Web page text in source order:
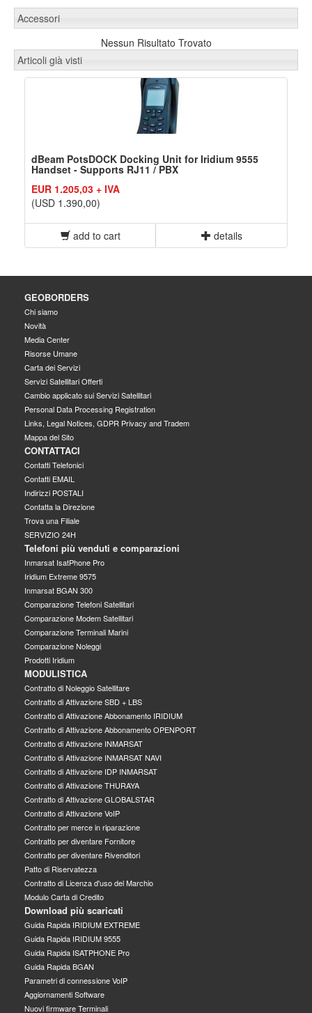
Accessori
Nessun Risultato Trovato
Articoli già visti
dBeam PotsDOCK Docking Unit for Iridium 9555
Handset - Supports RJ11 / PBX
EUR 1.205,03 + IVA
(USD 1.390,00)
add to cart details
GEOBORDERS
Chi siamo
Novità
Media Center
Risorse Umane
Carta dei Servizi
Servizi Satellitari Offerti
Cambio applicato sui Servizi Satellitari
Personal Data Processing Registration
Links, Legal Notices, GDPR Privacy and Tradem
Mappa del Sito
CONTATTACI
Contatti Telefonici
Contatti EMAIL
Indirizzi POSTALI
Contatta la Direzione
Trova una Filiale
SERVIZIO 24H
Telefoni più venduti e comparazioni
Inmarsat IsatPhone Pro
Iridium Extreme 9575
Inmarsat BGAN 300
Comparazione Telefoni Satellitari
Comparazione Modem Satellitari
Comparazione Terminali Marini
Comparazione Noleggi
Prodotti Iridium
MODULISTICA
Contratto di Noleggio Satellitare
Contratto di Attivazione SBD + LBS
Contratto di Attivazione Abbonamento IRIDIUM
Contratto di Attivazione Abbonamento OPENPORT
Contratto di Attivazione INMARSAT
Contratto di Attivazione INMARSAT NAVI
Contratto di Attivazione IDP INMARSAT
Contratto di Attivazione THURAYA
Contratto di Attivazione GLOBALSTAR
Contratto di Attivazione VoIP
Contratto per merce in riparazione
Contratto per diventare Fornitore
Contratto per diventare Rivenditori
Patto di Riservatezza
Contratto di Licenza d'uso del Marchio
Modulo Carta di Credito
Download più scaricati
Guida Rapida IRIDIUM EXTREME
Guida Rapida IRIDIUM 9555
Guida Rapida ISATPHONE Pro
Guida Rapida BGAN
Parametri di connessione VoIP
Aggiornamenti Software
Nuovi firmware Terminali